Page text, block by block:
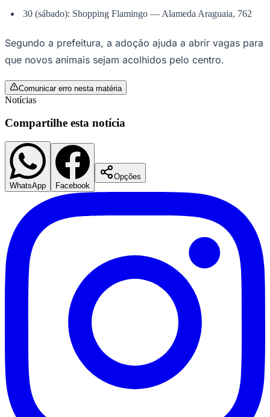
Palmeiras
São Paulo
30 (sábado): Shopping Flamingo — Alameda Araguaia, 762
Segundo a prefeitura, a adoção ajuda a abrir vagas para
que novos animais sejam acolhidos pelo centro.
Comunicar erro nesta matéria
Notícias
Compartilhe esta notícia
WhatsApp Facebook
Opções